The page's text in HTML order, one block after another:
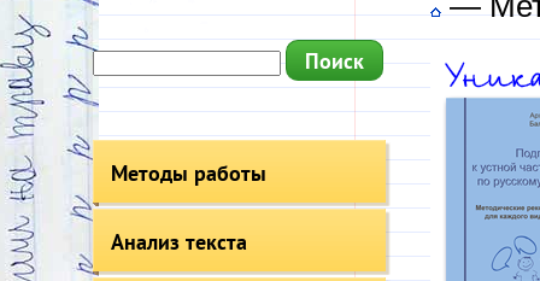
Методы работы
Анализ текста